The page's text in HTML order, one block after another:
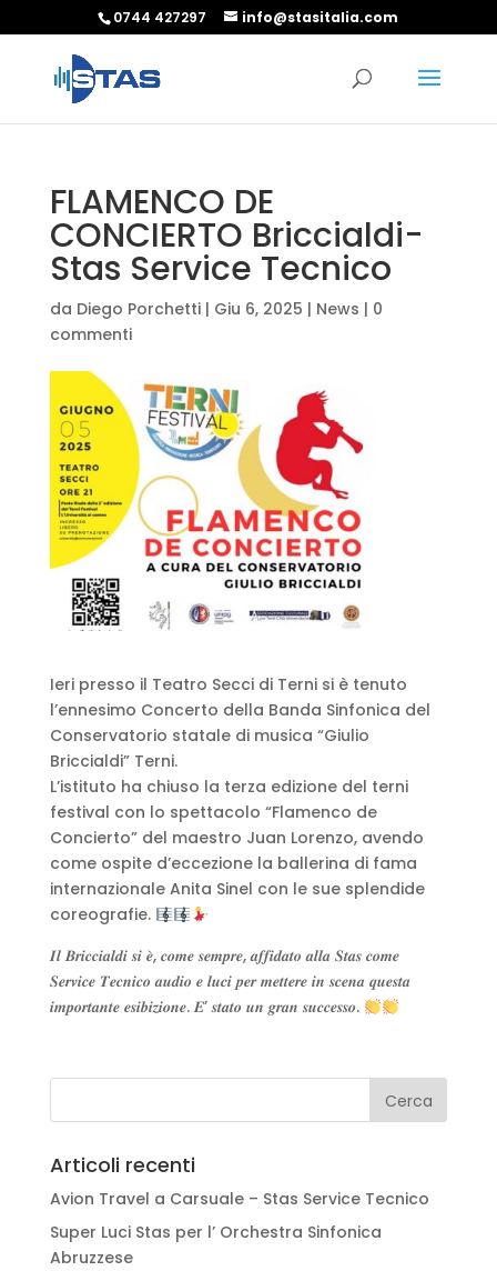
0744 427297 info@stasitalia.com
FLAMENCO DE
CONCIERTO Briccialdi-
Stas Service Tecnico
da Diego Porchetti| Giu 6, 2025 | News | 0
commenti
Ieri presso il Teatro Secci di Terni si è tenuto
l’ennesimo Concerto della Banda Sinfonica del
Conservatorio statale di musica “Giulio
Briccialdi” Terni.
L’istituto ha chiuso la terza edizione del terni
festival con lo spettacolo “Flamenco de
Concierto” del maestro Juan Lorenzo, avendo
come ospite d’eccezione la ballerina di fama
internazionale Anita Sinel con le sue splendide
coreografie.
𝑰𝒍 𝑩𝒓𝒊𝒄𝒄𝒊𝒂𝒍𝒅𝒊 𝒔𝒊 𝒆̀, 𝒄𝒐𝒎𝒆 𝒔𝒆𝒎𝒑𝒓𝒆, 𝒂𝒇𝒇𝒊𝒅𝒂𝒕𝒐 𝒂𝒍𝒍𝒂 𝑺𝒕𝒂𝒔 𝒄𝒐𝒎𝒆
𝑺𝒆𝒓𝒗𝒊𝒄𝒆 𝑻𝒆𝒄𝒏𝒊𝒄𝒐 𝒂𝒖𝒅𝒊𝒐 𝒆 𝒍𝒖𝒄𝒊 𝒑𝒆𝒓 𝒎𝒆𝒕𝒕𝒆𝒓𝒆 𝒊𝒏 𝒔𝒄𝒆𝒏𝒂 𝒒𝒖𝒆𝒔𝒕𝒂
𝒊𝒎𝒑𝒐𝒓𝒕𝒂𝒏𝒕𝒆 𝒆𝒔𝒊𝒃𝒊𝒛𝒊𝒐𝒏𝒆. 𝑬’ 𝒔𝒕𝒂𝒕𝒐 𝒖𝒏 𝒈𝒓𝒂𝒏 𝒔𝒖𝒄𝒄𝒆𝒔𝒔𝒐.
Articoli recenti
Avion Travel a Carsuale – Stas Service Tecnico
Super Luci Stas per l’ Orchestra Sinfonica
Abruzzese